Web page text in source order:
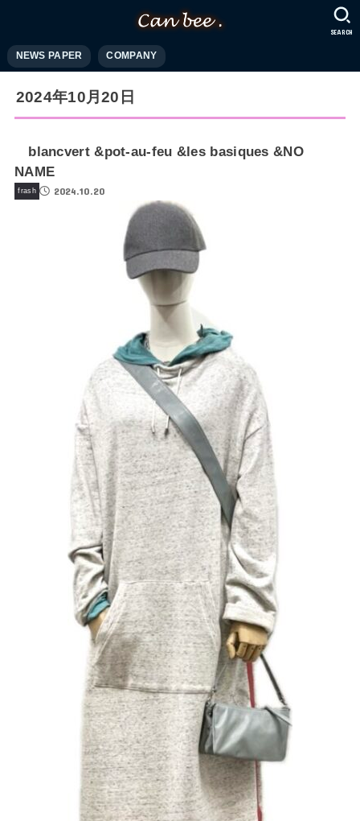
NEWS PAPER COMPANY
SEARCH
2024年10月20日
blancvert &pot-au-feu &les basiques &NO
NAME
frash 2024.10.20